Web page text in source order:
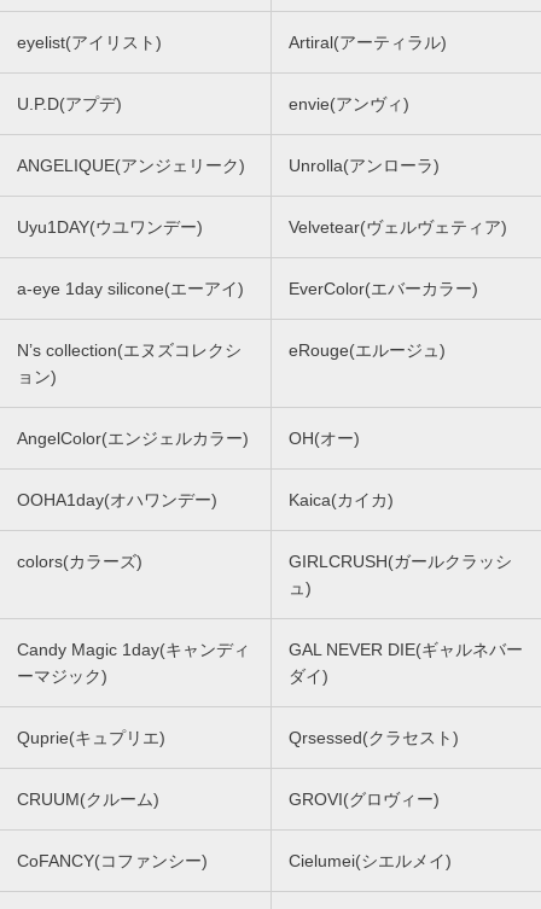
eyelist(アイリスト) Artiral(アーティラル)
U.P.D(アプデ) envie(アンヴィ)
ANGELIQUE(アンジェリーク) Unrolla(アンローラ)
Uyu1DAY(ウユワンデー) Velvetear(ヴェルヴェティア)
a-eye 1day silicone(エーアイ) EverColor(エバーカラー)
N’s collection(エヌズコレクシ
ョン)
eRouge(エルージュ)
AngelColor(エンジェルカラー) OH(オー)
OOHA1day(オハワンデー) Kaica(カイカ)
colors(カラーズ)
GIRLCRUSH(ガールクラッシ
ュ)
Candy Magic 1day(キャンディ
ーマジック)
GAL NEVER DIE(ギャルネバー
ダイ)
Quprie(キュプリエ) Qrsessed(クラセスト)
CRUUM(クルーム) GROVI(グロヴィー)
CoFANCY(コファンシー) Cielumei(シエルメイ)